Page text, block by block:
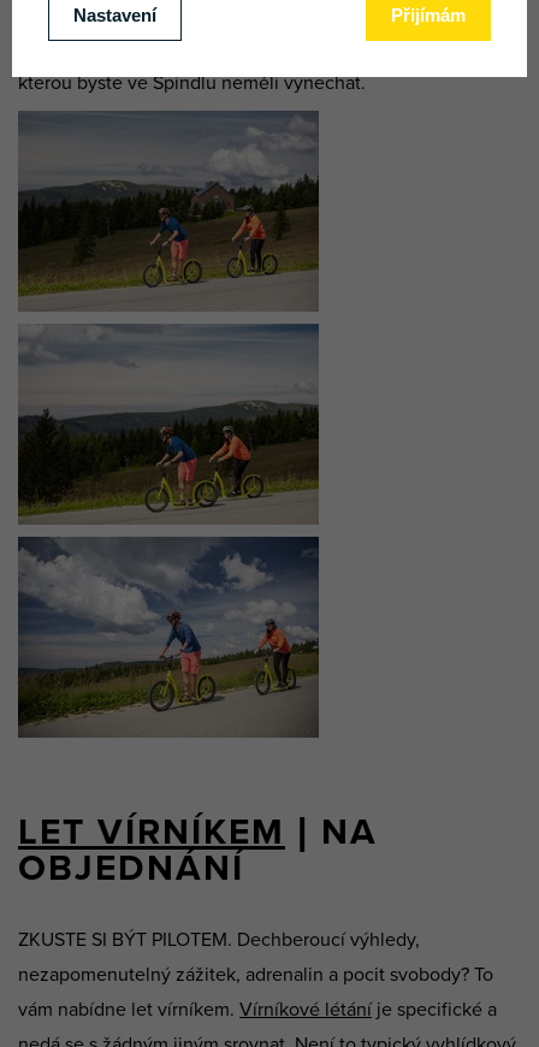
rodina.Koloběžky
jsou pro dospělé i děti od 6 let (děti do 6
let mohou jet s dospělým). Je to fyzicky nenáročná aktivita,
kterou byste ve Špindlu neměli vynechat.
LET VÍRNÍKEM | NA
OBJEDNÁNÍ
ZKUSTE SI BÝT PILOTEM. Dechberoucí výhledy,
nezapomenutelný zážitek, adrenalin a pocit svobody? To
vám nabídne let vírníkem. Vírníkové létání je specifické a